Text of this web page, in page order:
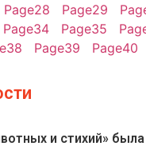
Page28 Page29
Page34 Page35
38 Page39 Page40
и стихий» была